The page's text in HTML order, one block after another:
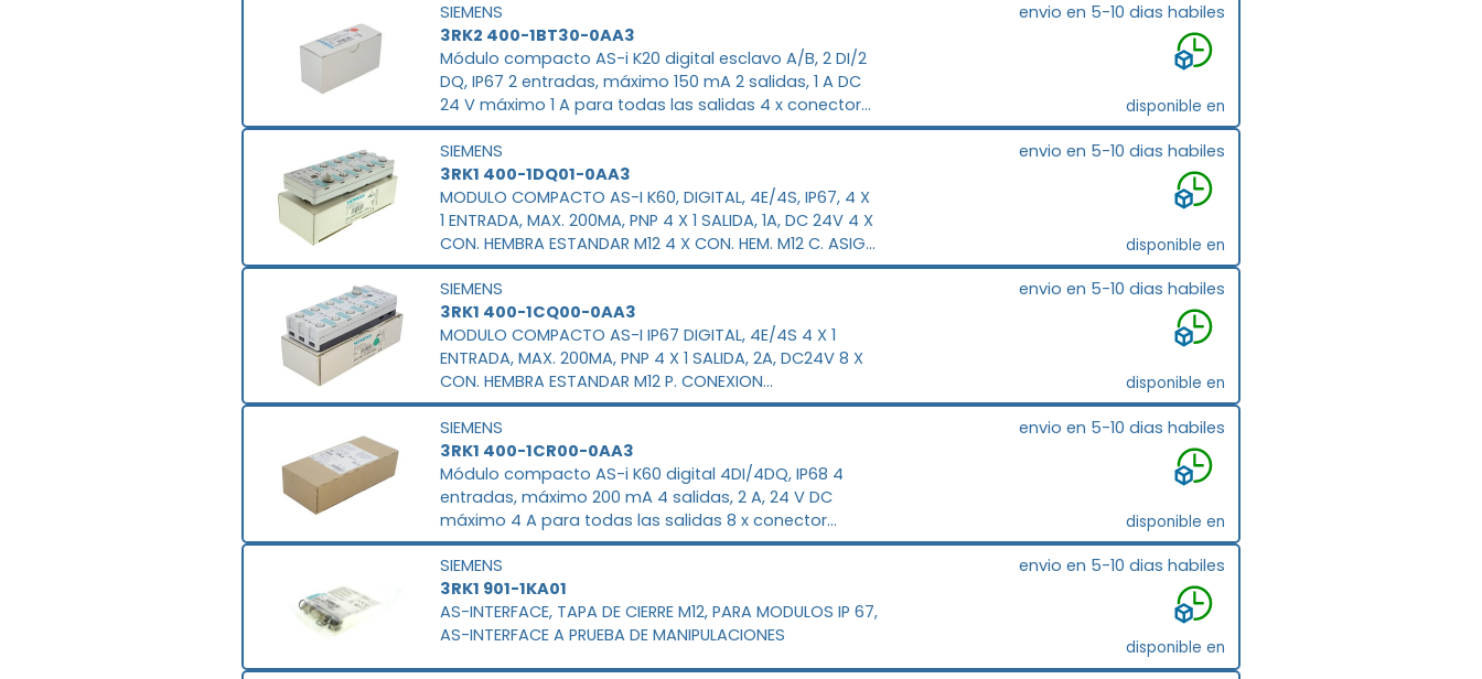
SIEMENS
3RK2 400-1BT30-0AA3
Módulo compacto AS-i K20 digital esclavo A/B, 2 DI/2
DQ, IP67 2 entradas, máximo 150 mA 2 salidas, 1 A DC
24 V máximo 1 A para todas las salidas 4 x conector
hembra M8
envio en 5-10 dias habiles
disponible en
SIEMENS
3RK1 400-1DQ01-0AA3
MODULO COMPACTO AS-I K60, DIGITAL, 4E/4S, IP67, 4 X
1 ENTRADA, MAX. 200MA, PNP 4 X 1 SALIDA, 1A, DC 24V 4 X
CON. HEMBRA ESTANDAR M12 4 X CON. HEM. M12 C. ASIG.
Y-II P. CONEXION ENTRADAS/SALIDAS, PLACA DE
MONTAJE 3RK19010CA00 PEDIR POR SEPARADO
envio en 5-10 dias habiles
disponible en
SIEMENS
3RK1 400-1CQ00-0AA3
MODULO COMPACTO AS-I IP67 DIGITAL, 4E/4S 4 X 1
ENTRADA, MAX. 200MA, PNP 4 X 1 SALIDA, 2A, DC24V 8 X
CON. HEMBRA ESTANDAR M12 P. CONEXION
ENTRADAS/SALIDAS PLACA DE MONTAJE 3RK19010CA00
PEDIR POR SEPARADO
envio en 5-10 dias habiles
disponible en
SIEMENS
3RK1 400-1CR00-0AA3
Módulo compacto AS-i K60 digital 4DI/4DQ, IP68 4
entradas, máximo 200 mA 4 salidas, 2 A, 24 V DC
máximo 4 A para todas las salidas 8 x conector
hembra M12 La placa de montaje 3RK1901-0CA00 debe
pedirse por separado
envio en 5-10 dias habiles
disponible en
SIEMENS
3RK1 901-1KA01
AS-INTERFACE, TAPA DE CIERRE M12, PARA MODULOS IP 67,
AS-INTERFACE A PRUEBA DE MANIPULACIONES
envio en 5-10 dias habiles
disponible en